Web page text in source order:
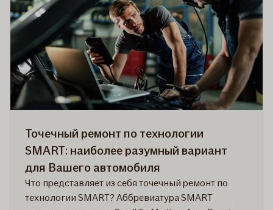
страхование?
Точечный ремонт по технологии
SMART: наиболее разумный вариант
для Вашего автомобиля
Что представляет из себя точечный ремонт по
технологии SMART? Аббревиатура SMART